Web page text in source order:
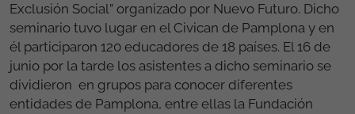
Exclusión Social” organizado por Nuevo Futuro. Dicho
seminario tuvo lugar en el Civican de Pamplona y en
él participaron 120 educadores de 18 países. El 16 de
junio por la tarde los asistentes a dicho seminario se
dividieron en grupos para conocer diferentes
entidades de Pamplona, entre ellas la Fundación